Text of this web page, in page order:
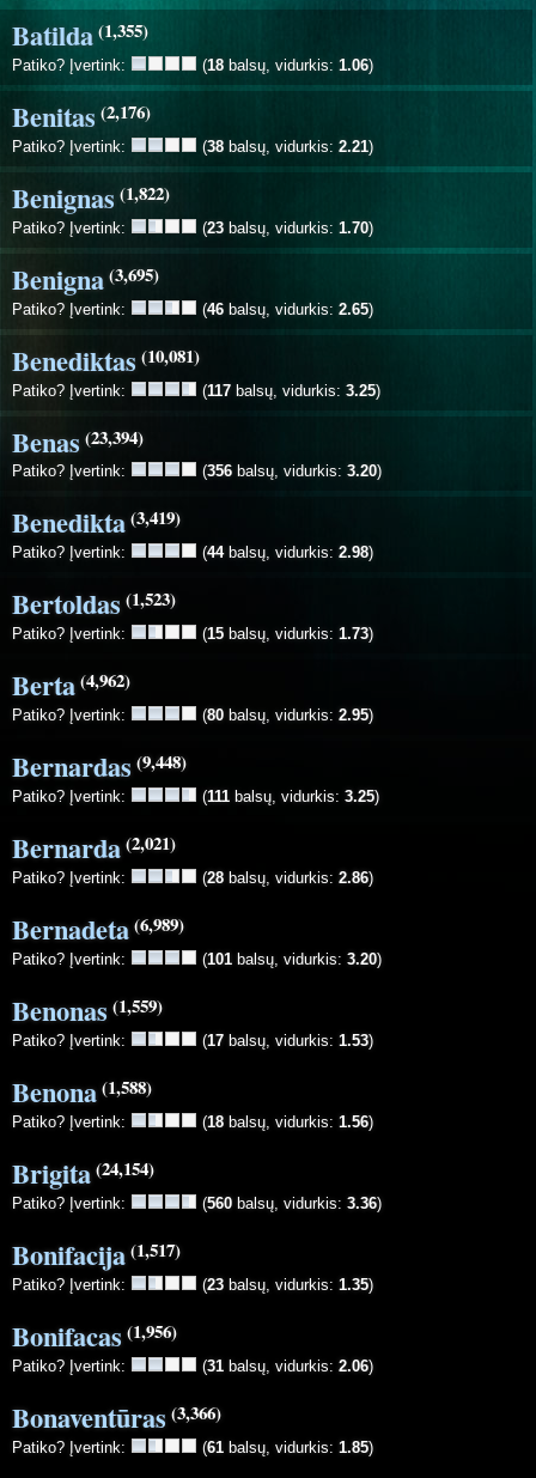
Batilda(1,355)
Patiko? Įvertink: (18 balsų, vidurkis: 1.06)
Benitas(2,176)
Patiko? Įvertink: (38 balsų, vidurkis: 2.21)
Benignas (1,822)
Patiko? Įvertink: (23 balsų, vidurkis: 1.70)
Benigna(3,695)
Patiko? Įvertink: (46 balsų, vidurkis: 2.65)
Benediktas (10,081)
Patiko? Įvertink: (117 balsų, vidurkis: 3.25)
Benas (23,394)
Patiko? Įvertink: (356 balsų, vidurkis: 3.20)
Benedikta(3,419)
Patiko? Įvertink: (44balsų, vidurkis: 2.98)
Bertoldas(1,523)
Patiko? Įvertink: (15 balsų, vidurkis: 1.73)
Berta(4,962)
Patiko? Įvertink: (80 balsų, vidurkis: 2.95)
Bernardas(9,448)
Patiko? Įvertink: (111 balsų, vidurkis: 3.25)
Bernarda(2,021)
Patiko? Įvertink: (28 balsų, vidurkis: 2.86)
Bernadeta(6,989)
Patiko? Įvertink: (101 balsų, vidurkis: 3.20)
Benonas(1,559)
Patiko? Įvertink: (17 balsų, vidurkis: 1.53)
Benona(1,588)
Patiko? Įvertink: (18 balsų, vidurkis: 1.56)
Brigita(24,154)
Patiko? Įvertink: (560 balsų, vidurkis: 3.36)
Bonifacija(1,517)
Patiko? Įvertink: (23 balsų, vidurkis: 1.35)
Bonifacas(1,956)
Patiko? Įvertink: (31 balsų, vidurkis: 2.06)
Bonaventūras(3,366)
Patiko? Įvertink: (61 balsų, vidurkis: 1.85)